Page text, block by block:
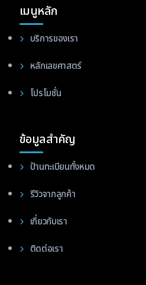
เมนูหลัก
บริการของเรา
หลักเลขศาสตร์
โปรโมชั่น
ข้อมูลสำคัญ
ป้านทะเบียนทั้งหมด
รีวิวจากลูกค้า
เกี่ยวกับเรา
ติดต่อเรา